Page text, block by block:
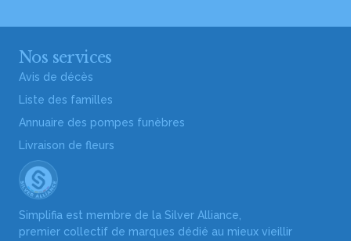
Nos services
Avis de décès
Liste des familles
Annuaire des pompes funèbres
Livraison de fleurs
Simplifia est membre de la Silver Alliance,
premier collectif de marques dédié au mieux vieillir